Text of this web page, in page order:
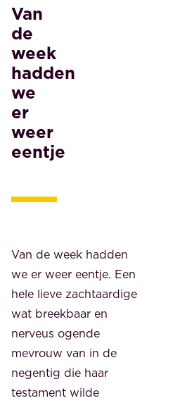
Van
de
week
hadden
we
er
weer
eentje
Van de week hadden
we er weer eentje. Een
hele lieve zachtaardige
wat breekbaar en
nerveus ogende
mevrouw van in de
negentig die haar
testament wilde